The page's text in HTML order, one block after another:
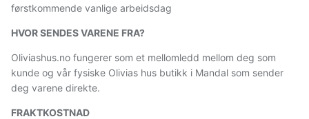
førstkommende vanlige arbeidsdag
HVOR SENDES VARENE FRA?
Oliviashus.no fungerer som et mellomledd mellom deg som
kunde og vår fysiske Olivias hus butikk i Mandal som sender
deg varene direkte.
FRAKTKOSTNAD